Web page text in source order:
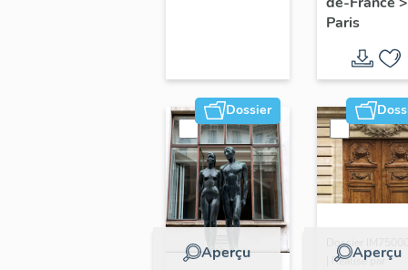
Jean-
Dondel
Roger
Dhuit
Paris
Dossier
Aperçu Aperçu
Dossier
| Réalisé par